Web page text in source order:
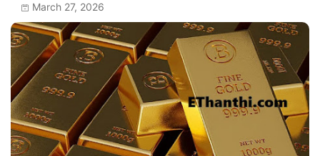
March 27, 2026